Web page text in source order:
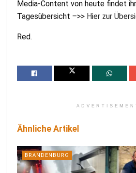
Media-Content von heute findet
Tagesübersicht –>> Hier zur
Red.
Ähnliche Artikel
BRANDENBURG